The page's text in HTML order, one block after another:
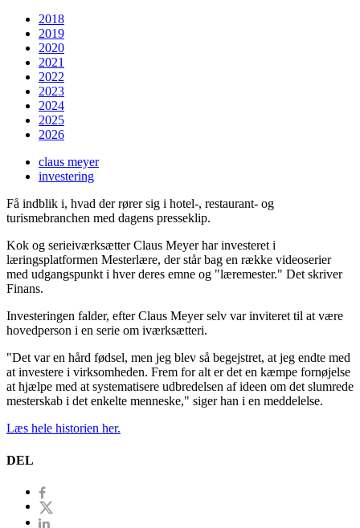
2018
2019
2020
2021
2022
2023
2024
2025
2026
claus meyer
investering
Få indblik i, hvad der rører sig i hotel-, restaurant- og
turismebranchen med dagens presseklip.
Kok og serieiværksætter Claus Meyer har investeret i
læringsplatformen Mesterlære, der står bag en række videoserier
med udgangspunkt i hver deres emne og "læremester." Det skriver
Finans.
Investeringen falder, efter Claus Meyer selv var inviteret til at være
hovedperson i en serie om iværksætteri.
"Det var en hård fødsel, men jeg blev så begejstret, at jeg endte med
at investere i virksomheden. Frem for alt er det en kæmpe fornøjelse
at hjælpe med at systematisere udbredelsen af ideen om det slumrede
mesterskab i det enkelte menneske," siger han i en meddelelse.
Læs hele historien her.
DEL